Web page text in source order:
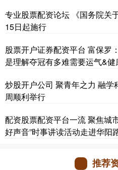
专业股票配资论坛 《国务院关
15日起施行
股票开户证券配资平台 富保罗
是理解夺冠有多难需要运气&健
炒股开户公司 聚青年之力 融
周顺利举行
配资股票配资平台一流 聚焦城
好声音”时事讲读活动走进华阳
推荐